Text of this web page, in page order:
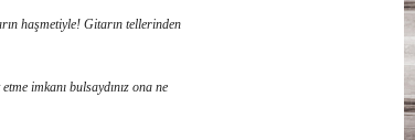
haşmetiyle! Gitarın tellerinden
imkanı bulsaydınız ona ne